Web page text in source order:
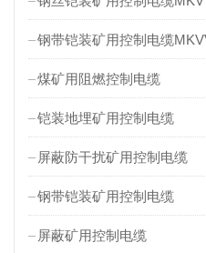
钢带铠装矿用控制电缆
煤矿用阻燃控制电缆
铠装地埋矿用控制电缆
屏蔽防干扰矿用控制电缆
钢带铠装矿用控制电缆
屏蔽矿用控制电缆